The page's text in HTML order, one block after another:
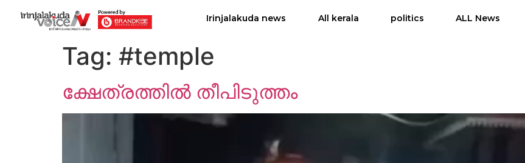
Irinjalakuda news All kerala politics ALL News
Tag: #temple
ക്ഷേത്രത്തിൽ തീപിടുത്തം